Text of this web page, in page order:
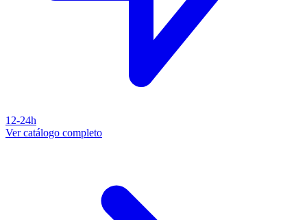
12-24h
Ver catálogo completo